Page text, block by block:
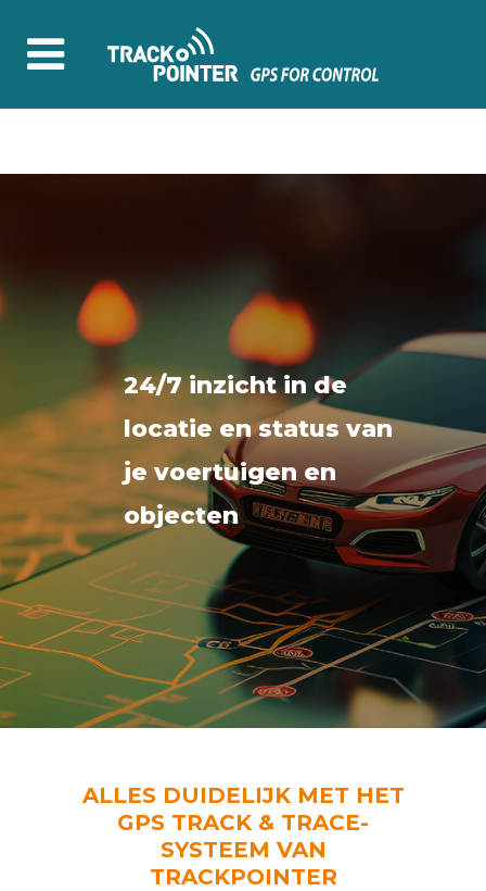
24/7 inzicht in de
locatie en status van
je voertuigen en
objecten
ALLES DUIDELIJK MET HET
GPS TRACK & TRACE-
SYSTEEM VAN
TRACKPOINTER